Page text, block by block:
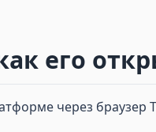
его
через браузер